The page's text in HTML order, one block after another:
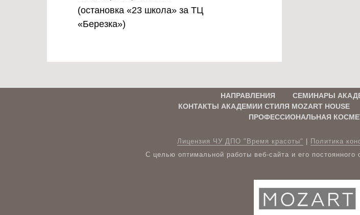
(остановка «23 школа» за ТЦ
«Березка»)
НАПРАВЛЕНИЯ
СЕМИНАРЫ
КОНТАКТЫ АКАДЕМИИ СТИЛЯ MOZART HOUSE
ПРОФЕССИОНАЛЬНАЯ
Лицензия ЧУ ДПО "Время красоты" Политика
С целью оптимальной работы веб-сайта и его